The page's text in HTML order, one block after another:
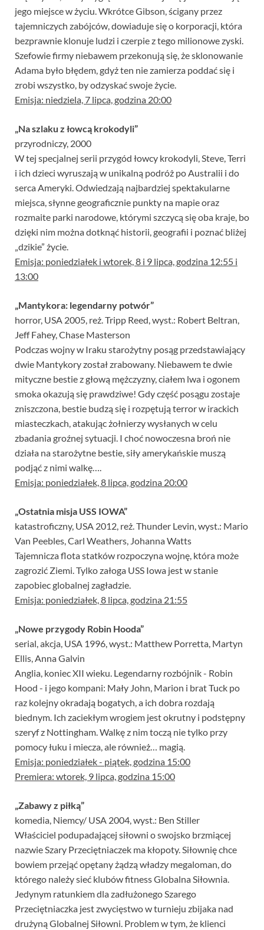
jego miejsce w życiu. Wkrótce Gibson, ścigany przez
tajemniczych zabójców, dowiaduje się o korporacji, która
bezprawnie klonuje ludzi i czerpie z tego milionowe zyski.
Szefowie firmy niebawem przekonują się, że sklonowanie
Adama było błędem, gdyż ten nie zamierza poddać się i
zrobi wszystko, by odzyskać swoje życie.
Emisja: niedziela, 7 lipca, godzina 20:00
„Na szlaku z łowcą krokodyli”
przyrodniczy, 2000
W tej specjalnej serii przygód łowcy krokodyli, Steve, Terri
i ich dzieci wyruszają w unikalną podróż po Australii i do
serca Ameryki. Odwiedzają najbardziej spektakularne
miejsca, słynne geograficznie punkty na mapie oraz
rozmaite parki narodowe, którymi szczycą się oba kraje, bo
dzięki nim można dotknąć historii, geografii i poznać bliżej
„dzikie” życie.
Emisja: poniedziałek i wtorek, 8 i 9 lipca, godzina 12:55 i
13:00
„Mantykora: legendarny potwór”
horror, USA 2005, reż. Tripp Reed, wyst.: Robert Beltran,
Jeff Fahey, Chase Masterson
Podczas wojny w Iraku starożytny posąg przedstawiający
dwie Mantykory został zrabowany. Niebawem te dwie
mityczne bestie z głową mężczyzny, ciałem lwa i ogonem
smoka okazują się prawdziwe! Gdy część posągu zostaje
zniszczona, bestie budzą się i rozpętują terror w irackich
miasteczkach, atakując żołnierzy wysłanych w celu
zbadania groźnej sytuacji. I choć nowoczesna broń nie
działa na starożytne bestie, siły amerykańskie muszą
podjąć z nimi walkę….
Emisja: poniedziałek, 8 lipca, godzina 20:00
„Ostatnia misja USS IOWA”
katastroficzny, USA 2012, reż. Thunder Levin, wyst.: Mario
Van Peebles, Carl Weathers, Johanna Watts
Tajemnicza flota statków rozpoczyna wojnę, która może
zagrozić Ziemi. Tylko załoga USS Iowa jest w stanie
zapobiec globalnej zagładzie.
Emisja: poniedziałek, 8 lipca, godzina 21:55
„Nowe przygody Robin Hooda”
serial, akcja, USA 1996, wyst.: Matthew Porretta, Martyn
Ellis, Anna Galvin
Anglia, koniec XII wieku. Legendarny rozbójnik - Robin
Hood - i jego kompani: Mały John, Marion i brat Tuck po
raz kolejny okradają bogatych, a ich dobra rozdają
biednym. Ich zaciekłym wrogiem jest okrutny i podstępny
szeryf z Nottingham. Walkę z nim toczą nie tylko przy
pomocy łuku i miecza, ale również… magią.
Emisja: poniedziałek - piątek, godzina 15:00
Premiera: wtorek, 9 lipca, godzina 15:00
„Zabawy z piłką”
komedia, Niemcy/ USA 2004, wyst.: Ben Stiller
Właściciel podupadającej siłowni o swojsko brzmiącej
nazwie Szary Przeciętniaczek ma kłopoty. Siłownię chce
bowiem przejąć opętany żądzą władzy megaloman, do
którego należy sieć klubów fitness Globalna Siłownia.
Jedynym ratunkiem dla zadłużonego Szarego
Przeciętniaczka jest zwycięstwo w turnieju zbijaka nad
drużyną Globalnej Siłowni. Problem w tym, że klienci